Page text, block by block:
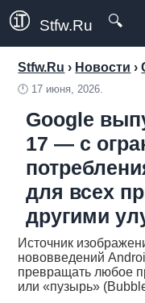
Stfw.Ru 🔍
Stfw.Ru › Новости ›
🕛 17 июня, 2026.
Google
17 — с
для всех
другими
Источник
нововведений
превращать любое
или «пузырь»